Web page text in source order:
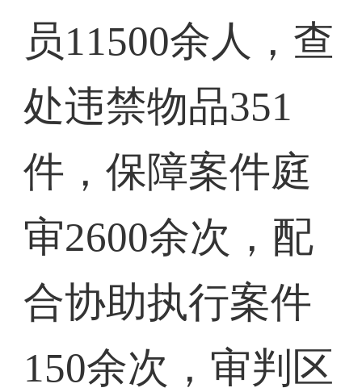
员11500余人，查
处违禁物品351
件，保障案件庭
审2600余次，配
合协助执行案件
150余次，审判区